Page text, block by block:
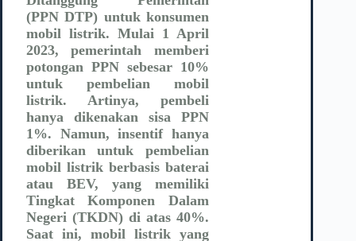
(PPN DTP) untuk konsumen
mobil listrik. Mulai 1 April
2023, pemerintah memberi
potongan PPN sebesar 10%
untuk pembelian mobil
listrik. Artinya, pembeli
hanya dikenakan sisa PPN
1%. Namun, insentif hanya
diberikan untuk pembelian
mobil listrik berbasis baterai
atau BEV, yang memiliki
Tingkat Komponen Dalam
Negeri (TKDN) di atas 40%.
Saat ini, mobil listrik yang